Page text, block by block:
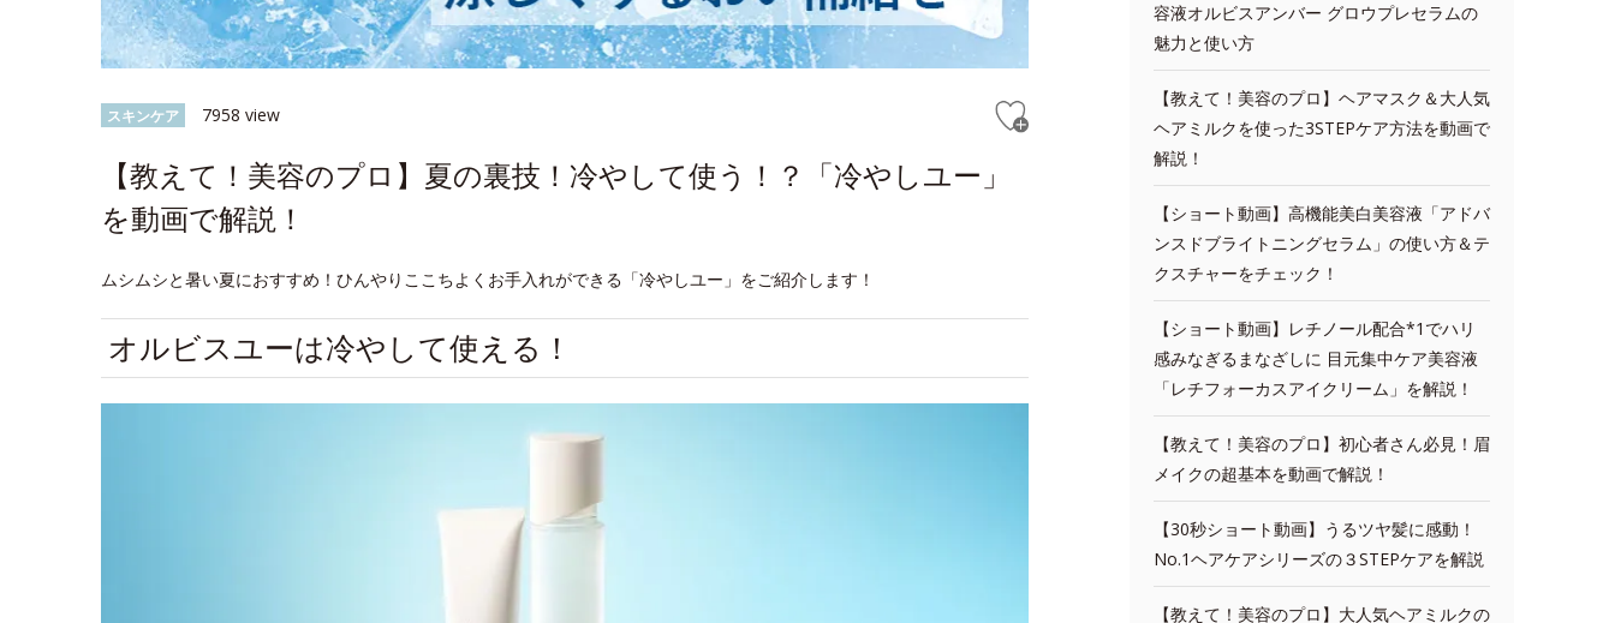
スキンケア 7958 view
【教えて！美容のプロ】夏の裏技！冷やして使う！？「冷やしユー」
を動画で解説！
ムシムシと暑い夏におすすめ！ひんやりここちよくお手入れができる「冷やしユー」をご紹介します！
オルビスユーは冷やして使える！
容液オルビスアンバー グロウプレセラムの
魅力と使い方
【教えて！美容のプロ】ヘアマスク＆大人気
ヘアミルクを使った3STEPケア方法を動画で
解説！
【ショート動画】高機能美白美容液「アドバ
ンスドブライトニングセラム」の使い方＆テ
クスチャーをチェック！
【ショート動画】レチノール配合*1でハリ
感みなぎるまなざしに 目元集中ケア美容液
「レチフォーカスアイクリーム」を解説！
【教えて！美容のプロ】初心者さん必見！眉
メイクの超基本を動画で解説！
【30秒ショート動画】うるツヤ髪に感動！
No.1ヘアケアシリーズの３STEPケアを解説
【教えて！美容のプロ】大人気ヘアミルクの